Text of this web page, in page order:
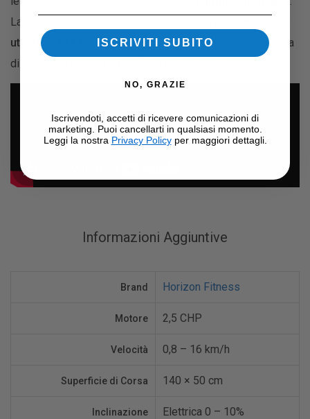
La struttura è progettata per sostenere un
utente di 124 kg
, con un peso complessivo della macchina
di 81,5 kg, a garanzia di solidità e durata nel tempo.
Informazioni Aggiuntive
Brand Horizon Fitness
Motore 2,5 CHP
Velocità 0,8 – 16 km/h
Superficie di Corsa 140 × 50 cm
Inclinazione Elettrica 0 – 10%
ISCRIVITI SUBITO
NO, GRAZIE
Iscrivendoti, accetti di ricevere comunicazioni di
marketing. Puoi cancellarti in qualsiasi momento.
Leggi la nostra Privacy Policyper maggiori dettagli.